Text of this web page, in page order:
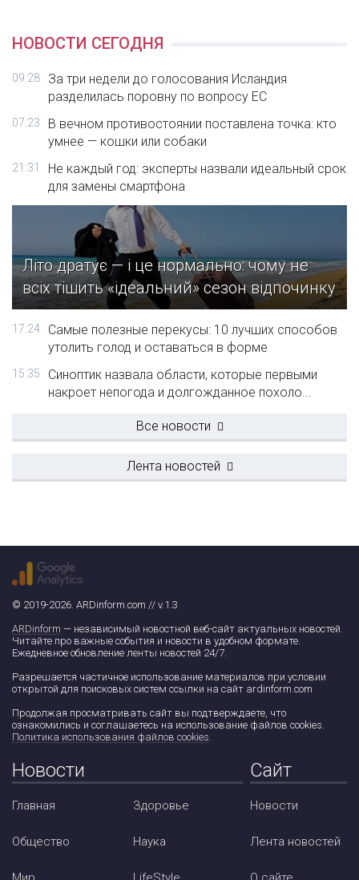
НОВОСТИ СЕГОДНЯ
09:28
За три недели до голосования Исландия
разделилась поровну по вопросу ЕС
07:23
В вечном противостоянии поставлена точка: кто
умнее — кошки или собаки
21:31
Не каждый год: эксперты назвали идеальный срок
для замены смартфона
Літо дратує — і це нормально: чому не
всіх тішить «ідеальний» сезон відпочинку
17:24
Самые полезные перекусы: 10 лучших способов
утолить голод и оставаться в форме
15:35
Синоптик назвала области, которые первыми
накроет непогода и долгожданное похоло...
Все новости
Лента новостей
© 2019-2026. ARDinform.com // v.1.3
ARDinform — независимый новостной веб-сайт актуальных новостей.
Читайте про важные события и новости в удобном формате.
Ежедневное обновление ленты новостей 24/7.
Разрешается частичное использование материалов при условии
открытой для поисковых систем ссылки на сайт ardinform.com
Продолжая просматривать сайт вы подтверждаете, что
ознакомились и соглашаетесь на использование файлов cookies.
Политика использования файлов cookies.
Новости
Главная
Общество
Здоровье
Наука
Сайт
Новости
Лента новостей